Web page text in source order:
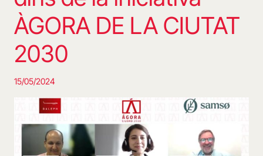
ÀGORA DE LA CIUTAT
2030
15/05/2024